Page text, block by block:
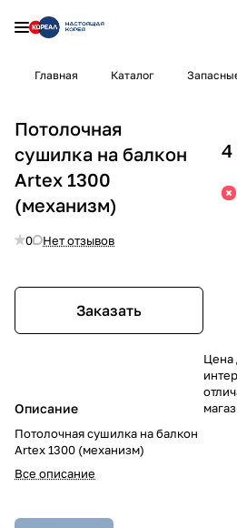
Главная Каталог
Потолочная
сушилка на балкон
Artex 1300
(механизм)
0 Нет отзывов
Заказать
Описание
Потолочная сушилка на балкон
Artex 1300 (механизм)
Все описание
4
Цена